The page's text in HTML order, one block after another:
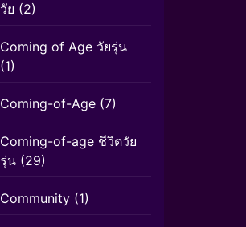
วัย (2)
Coming of Age วัยรุ่น
(1)
Coming-of-Age (7)
Coming-of-age ชีวิตวัย
รุ่น (29)
Community (1)